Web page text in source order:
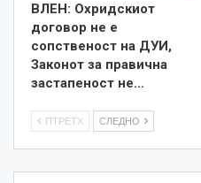
ВЛЕН: Охридскиот
договор не е
сопственост на ДУИ,
Законот за правична
застапеност не…
ПТРЕТХ СЛЕДНО